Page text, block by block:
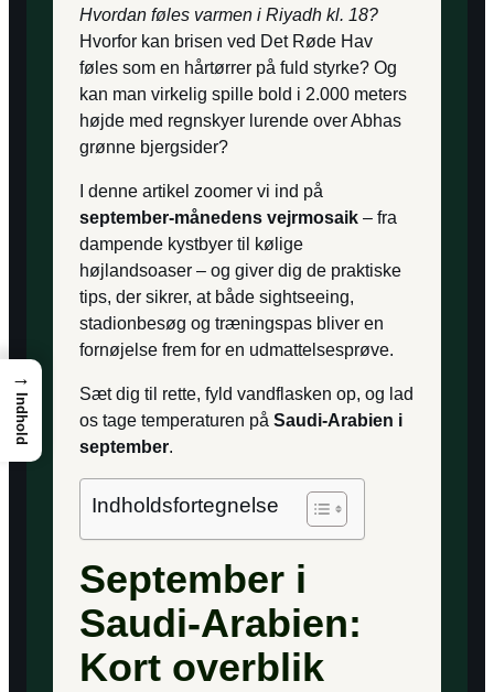
Hvordan føles varmen i Riyadh kl. 18?
Hvorfor kan brisen ved Det Røde Hav
føles som en hårtørrer på fuld styrke? Og
kan man virkelig spille bold i 2.000 meters
højde med regnskyer lurende over Abhas
grønne bjergsider?
I denne artikel zoomer vi ind på
september-månedens vejrmosaik – fra
dampende kystbyer til kølige
højlandsoaser – og giver dig de praktiske
tips, der sikrer, at både sightseeing,
stadionbesøg og træningspas bliver en
fornøjelse frem for en udmattelsesprøve.
Sæt dig til rette, fyld vandflasken op, og lad
os tage temperaturen på Saudi-Arabien i
september.
Indholdsfortegnelse
September i
Saudi-Arabien:
Kort overblik
→
Indhold